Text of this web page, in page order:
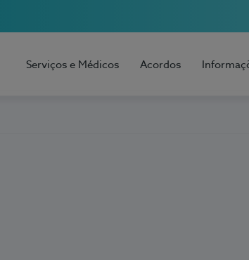
Serviços e Médicos Acordos